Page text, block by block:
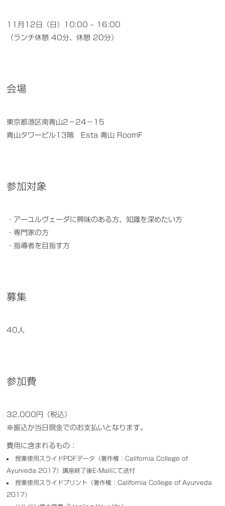
11月12日（日）10:00 – 16:00
（ランチ休憩 40分、休憩 20分）
会場
東京都港区南青山2−24−15
青山タワービル13階 Esta 青山 RoomF
参加対象
・アーユルヴェーダに興味のある方、知識を深めたい方
・専門家の方
・指導者を目指す方
募集
40人
参加費
32,000円（税込）
※振込か当日現金でのお支払いとなります。
費用に含まれるもの：
授業使用スライドPDFデータ（著作権：California College of
Ayurveda 2017）講座終了後E-Mailにて送付
授業使用スライドプリント（著作権：California College of Ayurveda
2017）